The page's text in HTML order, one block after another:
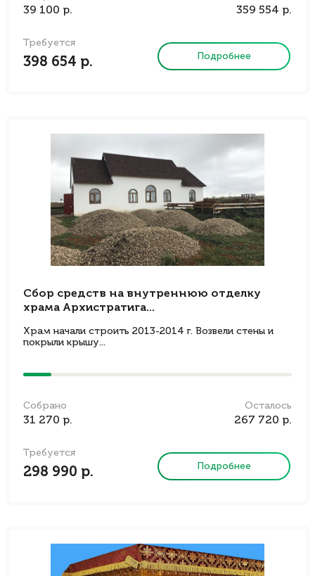
39 100 р. 359 554 р.
Требуется
398 654 р. Подробнее
Сбор средств на внутреннюю отделку
храма Архистратига...
Храм начали строить 2013-2014 г. Возвели стены и
покрыли крышу...
Собрано
31 270 р.
Осталось
267 720 р.
Требуется
298 990 р. Подробнее